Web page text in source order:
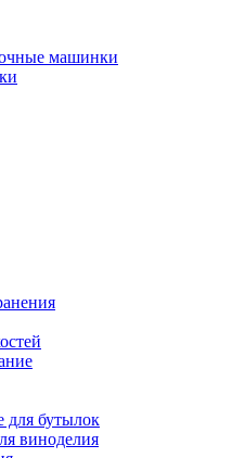
машинки
для бутылок
виноделия